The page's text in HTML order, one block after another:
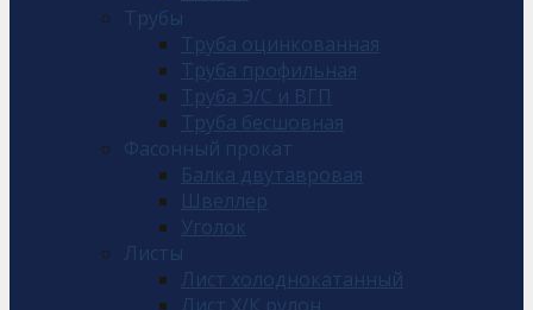
Трубы
Труба оцинкованная
Труба профильная
Труба Э/С и ВГП
Труба бесшовная
Фасонный прокат
Балка двутавровая
Швеллер
Уголок
Листы
Лист холоднокатанный